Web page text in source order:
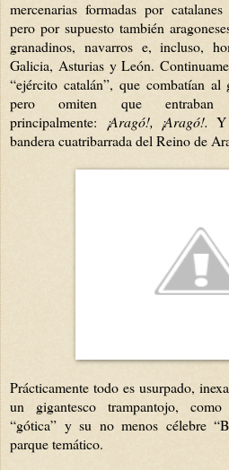
mercenarias formadas por
pero por supuesto también
granadinos, navarros e, incluso,
Galicia, Asturias y León.
“ejército catalán”, que combatían al
pero omiten que entraban
principalmente:
¡Aragó!, ¡Aragó!. Y
bandera cuatribarrada del Reino de
Prácticamente todo es usurpado,
un gigantesco trampantojo,
“gótica” y su no menos célebre
parque temático.